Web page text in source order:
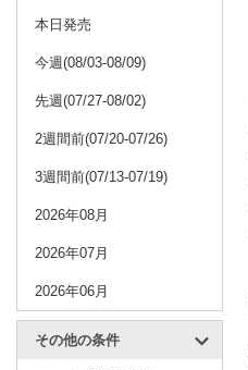
本日発売
今週(08/03-08/09)
先週(07/27-08/02)
2週間前(07/20-07/26)
3週間前(07/13-07/19)
2026年08月
2026年07月
2026年06月
その他の条件